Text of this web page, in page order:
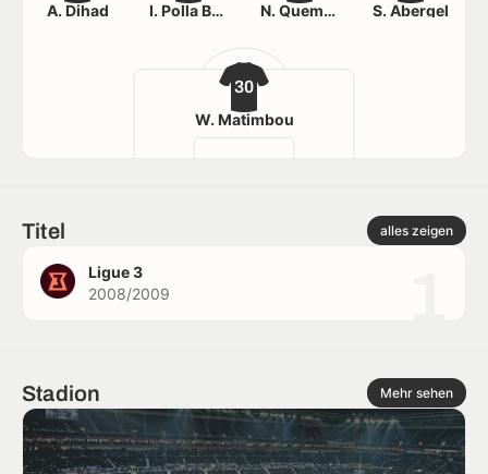
30
W. Matimbou
A. Dihad
I. Polla Boyom
N. Quemard
S. Abergel
Titel alles zeigen
Ligue 3
2008/2009
Stadion Mehr sehen